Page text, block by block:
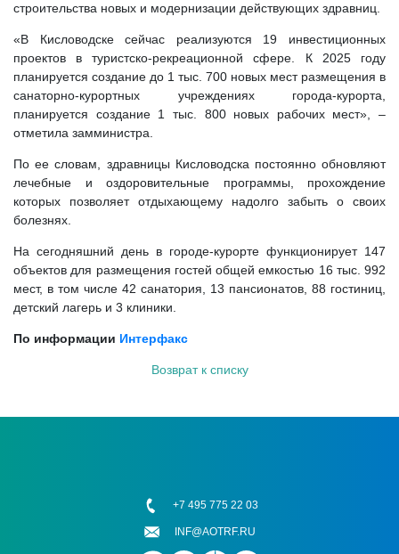
строительства новых и модернизации действующих здравниц.
«В Кисловодске сейчас реализуются 19 инвестиционных
проектов в туристско-рекреационной сфере. К 2025 году
планируется создание до 1 тыс. 700 новых мест размещения в
санаторно-курортных учреждениях города-курорта,
планируется создание 1 тыс. 800 новых рабочих мест», –
отметила замминистра.
По ее словам, здравницы Кисловодска постоянно обновляют
лечебные и оздоровительные программы, прохождение
которых позволяет отдыхающему надолго забыть о своих
болезнях.
На сегодняшний день в городе-курорте функционирует 147
объектов для размещения гостей общей емкостью 16 тыс. 992
мест, в том числе 42 санатория, 13 пансионатов, 88 гостиниц,
детский лагерь и 3 клиники.
По информации Интерфакс
Возврат к списку
+7 495 775 22 03
INF@AOTRF.RU